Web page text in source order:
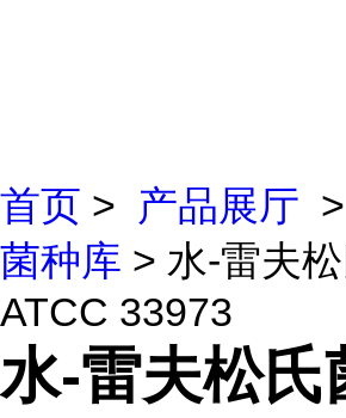
首页 > 产品展厅 >
菌种库 > 水-雷夫
ATCC 33973
水-雷夫松氏